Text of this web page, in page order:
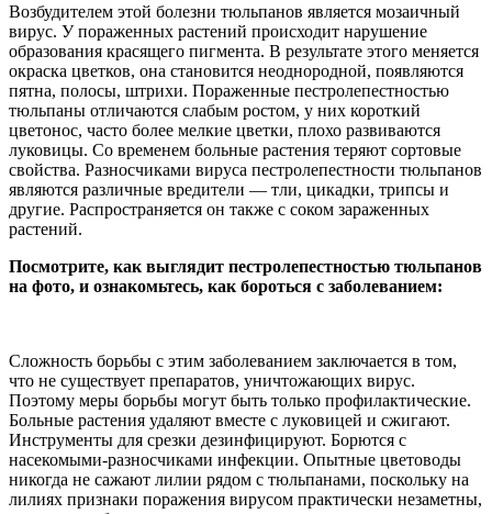
Возбудителем этой болезни тюльпанов является мозаичный
вирус. У пораженных растений происходит нарушение
образования красящего пигмента. В результате этого меняется
окраска цветков, она становится неоднородной, появляются
пятна, полосы, штрихи. Пораженные пестролепестностью
тюльпаны отличаются слабым ростом, у них короткий
цветонос, часто более мелкие цветки, плохо развиваются
луковицы. Со временем больные растения теряют сортовые
свойства. Разносчиками вируса пестролепестности тюльпанов
являются различные вредители — тли, цикадки, трипсы и
другие. Распространяется он также с соком зараженных
растений.
Посмотрите, как выглядит пестролепестностью тюльпанов
на фото, и ознакомьтесь, как бороться с заболеванием:
Сложность борьбы с этим заболеванием заключается в том,
что не существует препаратов, уничтожающих вирус.
Поэтому меры борьбы могут быть только профилактические.
Больные растения удаляют вместе с луковицей и сжигают.
Инструменты для срезки дезинфицируют. Борются с
насекомыми-разносчиками инфекции. Опытные цветоводы
никогда не сажают лилии рядом с тюльпанами, поскольку на
лилиях признаки поражения вирусом практически незаметны,